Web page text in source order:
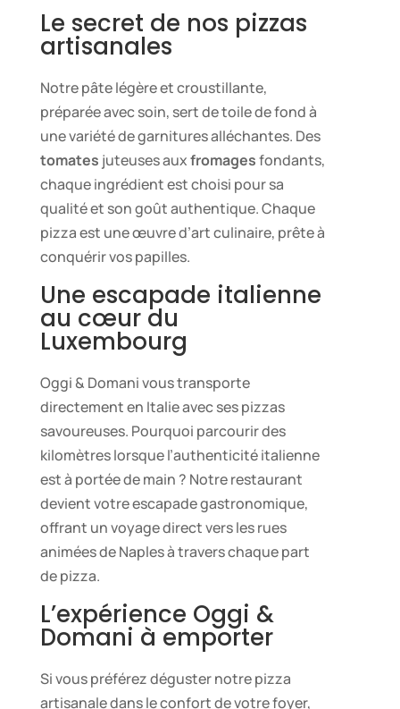
Le secret de nos pizzas
artisanales
Notre pâte légère et croustillante,
préparée avec soin, sert de toile de fond à
une variété de garnitures alléchantes. Des
tomates juteuses auxfromagesfondants,
chaque ingrédient est choisi pour sa
qualité et son goût authentique. Chaque
pizza est une œuvre d’art culinaire, prête à
conquérir vos papilles.
Une escapade italienne
au cœur du
Luxembourg
Oggi & Domani vous transporte
directement en Italie avec ses pizzas
savoureuses. Pourquoi parcourir des
kilomètres lorsque l’authenticité italienne
est à portée de main ? Notre restaurant
devient votre escapade gastronomique,
offrant un voyage direct vers les rues
animées de Naples à travers chaque part
de pizza.
L’expérience Oggi &
Domani à emporter
Si vous préférez déguster notre pizza
artisanale dans le confort de votre foyer,